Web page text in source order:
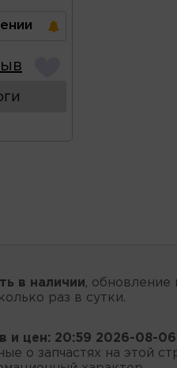
в наличии, обновление
раз в сутки.
и цен: 20:59 2026-08-06
о запчастях на этой